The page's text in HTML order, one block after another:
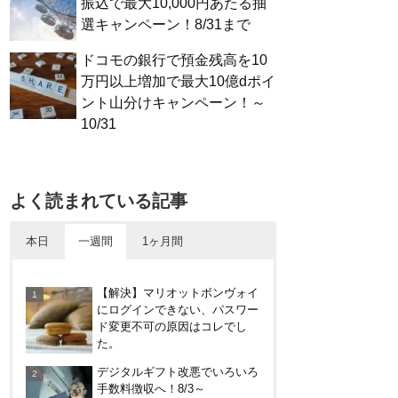
振込で最大10,000円あたる抽
選キャンペーン！8/31まで
ドコモの銀行で預金残高を10
万円以上増加で最大10億dポイ
ント山分けキャンペーン！～
10/31
よく読まれている記事
本日 一週間 1ヶ月間
ードで最大10%キャッシュバッ
ク！中小企業店舗の対象店舗
で。～8/31
界王拳なみに金利を上げる鍵に
なる！オートチャージなどメリ
【解決】マリオットボンヴォイ
にログインできない、パスワー
ド変更不可の原因はコレでし
た。
デジタルギフト改悪でいろいろ
手数料徴収へ！8/3～